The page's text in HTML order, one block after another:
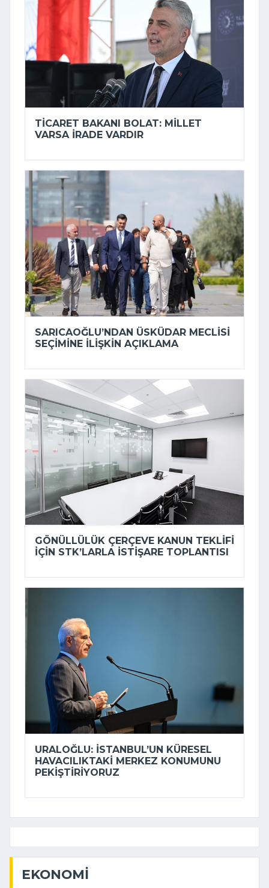
TICARET BAKANI BOLAT: MILLET
VARSA IRADE VARDIR
SARICAOĞLU’NDAN ÜSKÜDAR MECLISI
SEÇIMINE ILIŞKIN AÇIKLAMA
GÖNÜLLÜLÜK ÇERÇEVE KANUN TEKLIFI
IÇIN STK’LARLA ISTIŞARE TOPLANTISI
URALOĞLU: İSTANBUL’UN KÜRESEL
HAVACILIKTAKI MERKEZ KONUMUNU
PEKIŞTIRIYORUZ
EKONOMI